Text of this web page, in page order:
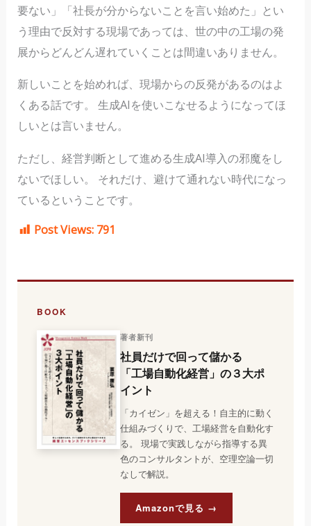
要ない」「社長が分からないことを言い始めた」とい
う理由で反対する現場であっては、世の中の工場の発
展からどんどん遅れていくことは間違いありません。
新しいことを始めれば、現場からの反発があるのはよ
くある話です。 生成AIを使いこなせるようになってほ
しいとは言いません。
ただし、経営判断として進める生成AI導入の邪魔をし
ないでほしい。 それだけ、避けて通れない時代になっ
ているということです。
Post Views: 791
BOOK
著者新刊
社員だけで回って儲かる
「工場自動化経営」の３大ポ
イント
「カイゼン」を超える！自主的に動く
仕組みづくりで、工場経営を自動化す
る。 現場で実践しながら指導する異
色のコンサルタントが、空理空論一切
なしで解説。
Amazonで見る →